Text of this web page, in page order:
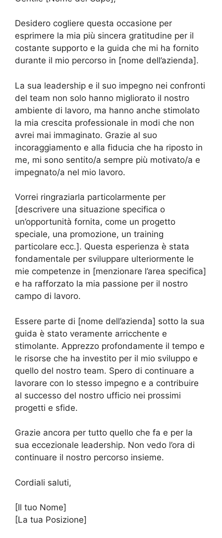
Desidero cogliere questa occasione per
esprimere la mia più sincera gratitudine per il
costante supporto e la guida che mi ha fornito
durante il mio percorso in [nome dell’azienda].
La sua leadership e il suo impegno nei confronti
del team non solo hanno migliorato il nostro
ambiente di lavoro, ma hanno anche stimolato
la mia crescita professionale in modi che non
avrei mai immaginato. Grazie al suo
incoraggiamento e alla fiducia che ha riposto in
me, mi sono sentito/a sempre più motivato/a e
impegnato/a nel mio lavoro.
Vorrei ringraziarla particolarmente per
[descrivere una situazione specifica o
un’opportunità fornita, come un progetto
speciale, una promozione, un training
particolare ecc.]. Questa esperienza è stata
fondamentale per sviluppare ulteriormente le
mie competenze in [menzionare l’area specifica]
e ha rafforzato la mia passione per il nostro
campo di lavoro.
Essere parte di [nome dell’azienda] sotto la sua
guida è stato veramente arricchente e
stimolante. Apprezzo profondamente il tempo e
le risorse che ha investito per il mio sviluppo e
quello del nostro team. Spero di continuare a
lavorare con lo stesso impegno e a contribuire
al successo del nostro ufficio nei prossimi
progetti e sfide.
Grazie ancora per tutto quello che fa e per la
sua eccezionale leadership. Non vedo l’ora di
continuare il nostro percorso insieme.
Cordiali saluti,
[Il tuo Nome]
[La tua Posizione]